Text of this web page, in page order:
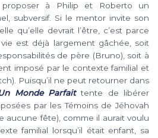
à Philip et Roberto un
subversif. Si le mentor invite son
qu’elle devrait l’être, c’est parce
est déjà largement gâchée, soit
de père (Bruno), soit à
imposé par le contexte familial et
Puisqu’il ne peut retourner dans
Monde Parfaittente de libérer
par les Témoins de Jéhovah
aucune fête), comme il aurait voulu
familial lorsqu’il était enfant, sa